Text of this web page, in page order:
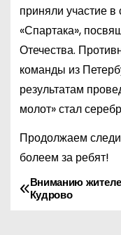
приняли участие
«Спартака»,
Отечества.
команды из
результатам
молот» стал
Продолжаем
болеем за ребят!
НВниманию
Кудрово